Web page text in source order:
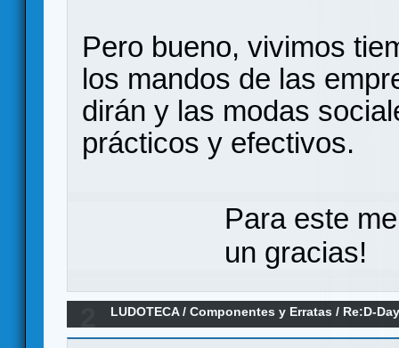
Pero bueno, vivimos
los mandos de las
dirán y las modas
prácticos y efectivos.
Para este
un gracias!
LUDOTECA/Componentes y Erratas / Re:D-
(Erratas)